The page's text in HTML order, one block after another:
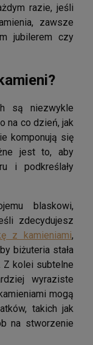
razie, jeśli
zawsze
jubilerem czy
są niezwykle
na co dzień, jak
komponują się
jest to, aby
i podkreślały
blaskowi,
zdecydujesz
z kamieniami,
biżuteria stała
Z kolei subtelne
wyraziste
mogą
takich jak
na stworzenie